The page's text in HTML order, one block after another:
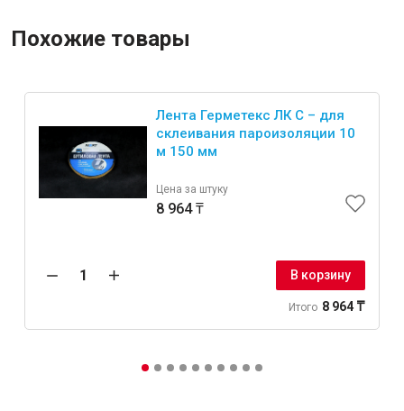
Похожие товары
Лента Герметекс ЛК С – для
склеивания пароизоляции 10
м 150 мм
Цена за штуку
8 964 ₸
В корзину
Итого 8 964 ₸